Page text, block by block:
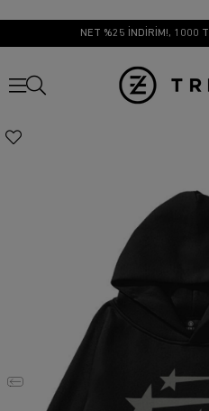
NET %25 İNDİRİM!, 1000